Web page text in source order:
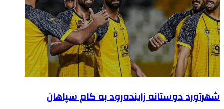
شهرآورد دوستانه زاینده‌رود به کام سپاهان